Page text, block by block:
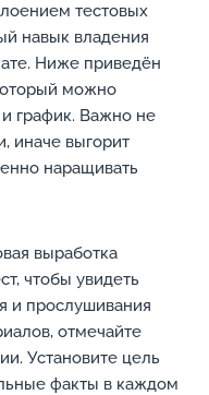
тестовых
навык владения
Ниже приведён
можно
график. Важно не
иначе выгорит
наращивать
выработка
чтобы увидеть
и прослушивания
отмечайте
Установите цель
факты в каждом